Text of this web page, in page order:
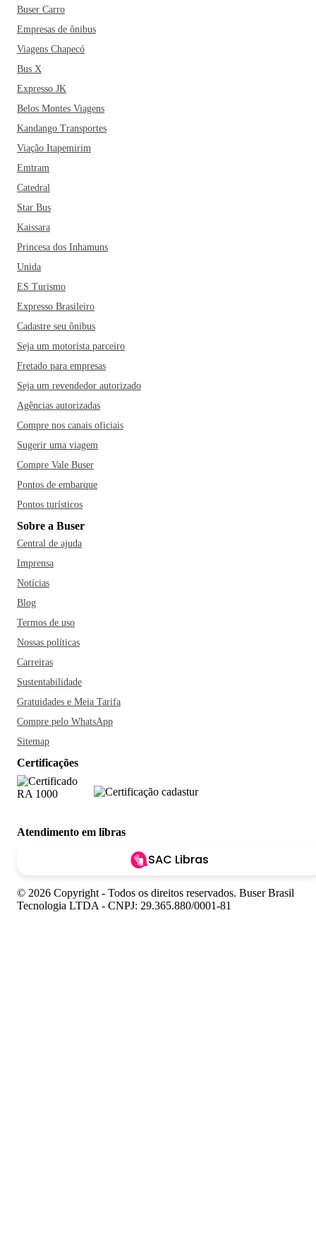
Buser Carro
Empresas de ônibus
Viagens Chapecó
Bus X
Expresso JK
Belos Montes Viagens
Kandango Transportes
Viação Itapemirim
Emtram
Catedral
Star Bus
Kaissara
Princesa dos Inhamuns
Unida
ES Turismo
Expresso Brasileiro
Cadastre seu ônibus
Seja um motorista parceiro
Fretado para empresas
Seja um revendedor autorizado
Agências autorizadas
Compre nos canais oficiais
Sugerir uma viagem
Compre Vale Buser
Pontos de embarque
Pontos turísticos
Sobre a Buser
Central de ajuda
Imprensa
Notícias
Blog
Termos de uso
Nossas políticas
Carreiras
Sustentabilidade
Gratuidades e Meia Tarifa
Compre pelo WhatsApp
Sitemap
Certificações
Atendimento em libras
SAC Libras
© 2026 Copyright - Todos os direitos reservados. Buser Brasil
Tecnologia LTDA - CNPJ: 29.365.880/0001-81